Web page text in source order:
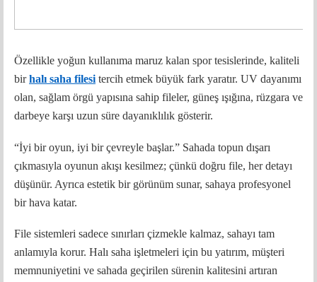
Özellikle yoğun kullanıma maruz kalan spor tesislerinde, kaliteli
birhalı saha filesi tercih etmek büyük fark yaratır. UV dayanımı
olan, sağlam örgü yapısına sahip fileler, güneş ışığına, rüzgara ve
darbeye karşı uzun süre dayanıklılık gösterir.
“İyi bir oyun, iyi bir çevreyle başlar.” Sahada topun dışarı
çıkmasıyla oyunun akışı kesilmez; çünkü doğru file, her detayı
düşünür. Ayrıca estetik bir görünüm sunar, sahaya profesyonel
bir hava katar.
File sistemleri sadece sınırları çizmekle kalmaz, sahayı tam
anlamıyla korur. Halı saha işletmeleri için bu yatırım, müşteri
memnuniyetini ve sahada geçirilen sürenin kalitesini artıran